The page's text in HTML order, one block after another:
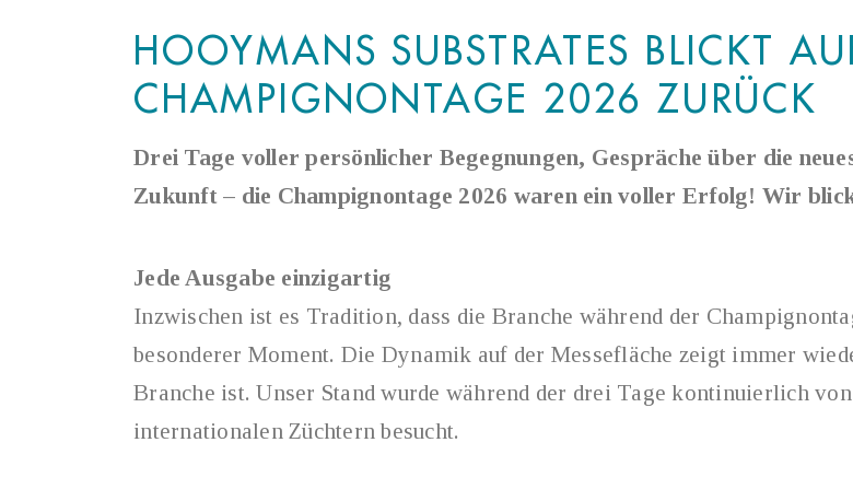
HOOYMANS SUBSTRATES BLICKT
CHAMPIGNONTAGE 2026 ZURÜCK
Drei Tage voller persönlicher Begegnungen, Gespräche über die
Zukunft – die Champignontage 2026 waren ein voller Erfolg! Wir
Jede Ausgabe einzigartig
Inzwischen ist es Tradition, dass die Branche während der
besonderer Moment. Die Dynamik auf der Messefläche zeigt immer
Branche ist. Unser Stand wurde während der drei Tage kontinuierlich
internationalen Züchtern besucht.